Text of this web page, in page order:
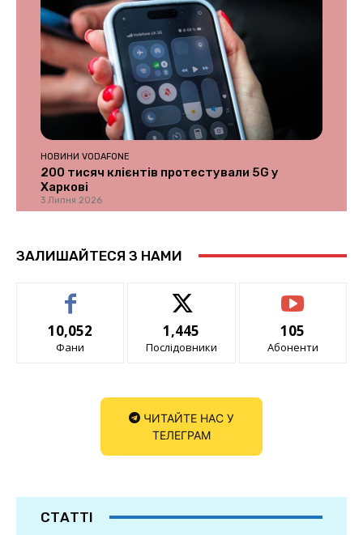
НОВИНИ VODAFONE
200 тисяч клієнтів протестували 5G у
Харкові
3 Липня 2026
ЗАЛИШАЙТЕСЯ З НАМИ
10,052
Фани
1,445
Послідовники
105
Абоненти
ЧИТАЙТЕ НАС У
ТЕЛЕГРАМ
СТАТТІ